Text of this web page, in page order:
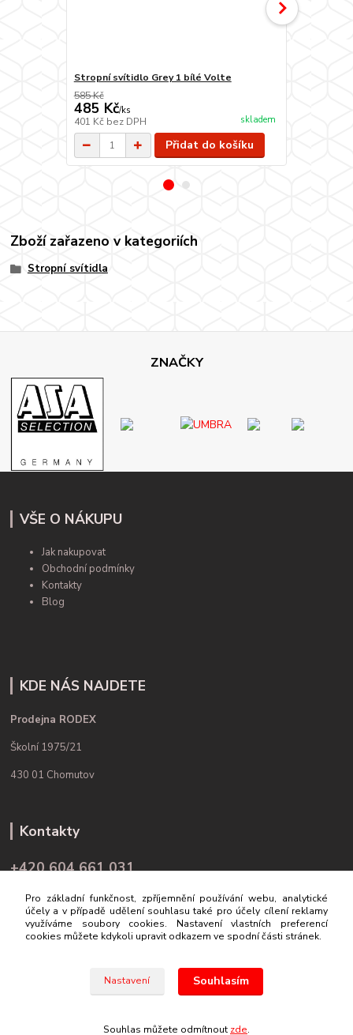
Stropní svítidlo Grey 1 bílé Volte
585 Kč
485 Kč/ks
401 Kč bez DPH skladem
Přidat do košíku
Zboží zařazeno v kategoriích
Stropní svítidla
ZNAČKY
VŠE O NÁKUPU
Jak nakupovat
Obchodní podmínky
Kontakty
Blog
KDE NÁS NAJDETE
Prodejna RODEX
Školní 1975/21
430 01 Chomutov
Kontakty
+420 604 661 031
info@rodex.cz
© 2019 Rodex.cz
Pro základní funkčnost, zpříjemnění používání webu, analytické
účely a v případě udělení souhlasu také pro účely cílení reklamy
využíváme soubory cookies. Nastavení vlastních preferencí
cookies můžete kdykoli upravit odkazem ve spodní části stránek.
Nastavení Souhlasím
Souhlas můžete odmítnout zde.